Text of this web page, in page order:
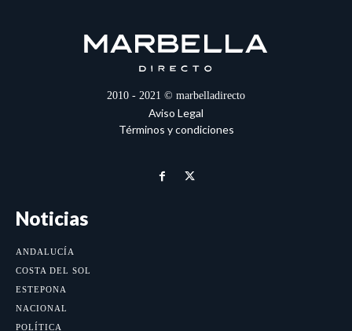
2010 - 2021 © marbelladirecto
Aviso Legal
Términos y condiciones
Noticias
ANDALUCÍA
COSTA DEL SOL
ESTEPONA
NACIONAL
POLÍTICA